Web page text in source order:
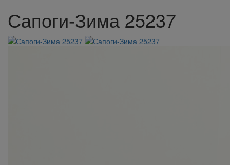
Сапоги-Зима 25237